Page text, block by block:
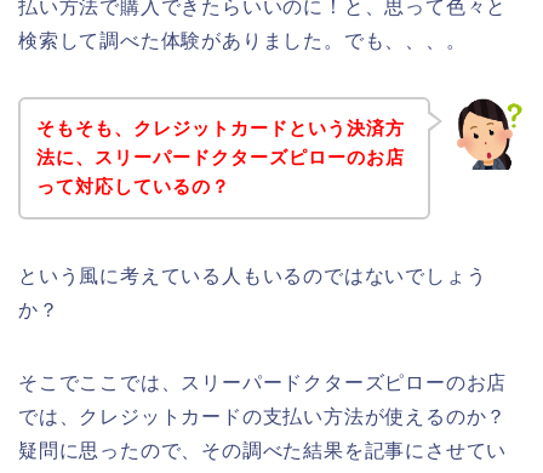
払い方法で購入できたらいいのに！と、思って色々と
検索して調べた体験がありました。でも、、、。
そもそも、クレジットカードという決済方
法に、スリーパードクターズピローのお店
って対応しているの？
という風に考えている人もいるのではないでしょう
か？
そこでここでは、スリーパードクターズピローのお店
では、クレジットカードの支払い方法が使えるのか？
疑問に思ったので、その調べた結果を記事にさせてい